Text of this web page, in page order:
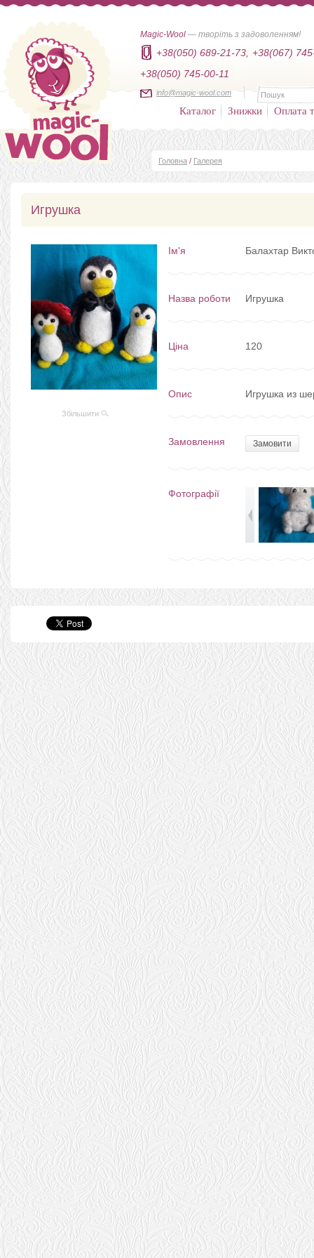
Magic-Wool — творіть з задоволенням!
+38(050) 689-21-73,
+38(067)
+38(050) 745-00-11
info@magic-wool.com
Каталог Знижки Оплата
Головна / Галерея
Игрушка
Збільшити
Ім'я Балахтар
Назва роботи Игрушка
Ціна 120
Опис Игрушка из
Замовлення Замовити
Фотографії